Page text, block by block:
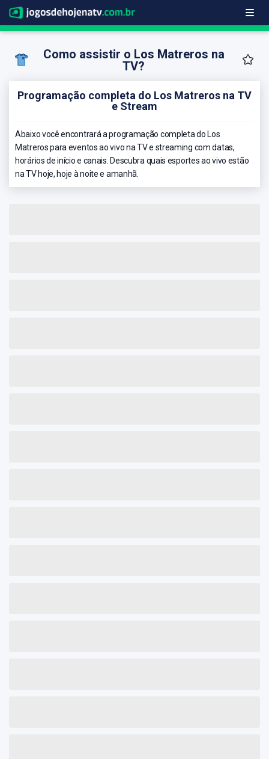
Como assistir o Los Matreros na
TV?
Programação completa do Los Matreros na TV
e Stream
Abaixo você encontrará a programação completa do Los
Matreros para eventos ao vivo na TV e streaming com datas,
horários de início e canais. Descubra quais esportes ao vivo estão
na TV hoje, hoje à noite e amanhã.